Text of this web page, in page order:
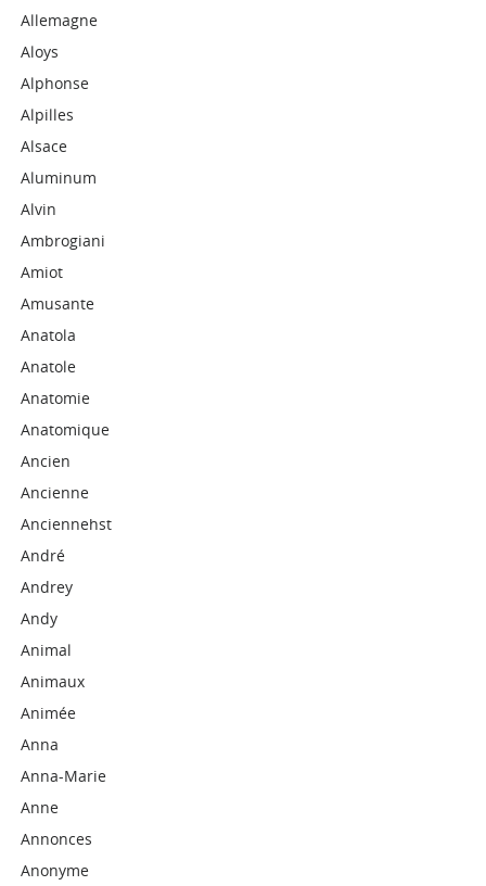
Allemagne
Aloys
Alphonse
Alpilles
Alsace
Aluminum
Alvin
Ambrogiani
Amiot
Amusante
Anatola
Anatole
Anatomie
Anatomique
Ancien
Ancienne
Anciennehst
André
Andrey
Andy
Animal
Animaux
Animée
Anna
Anna-Marie
Anne
Annonces
Anonyme